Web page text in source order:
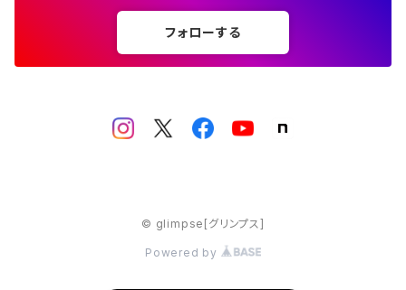
フォローする
© glimpse[グリンプス]
Powered by